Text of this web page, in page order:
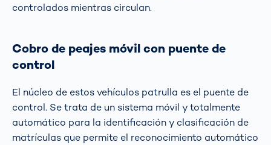
controlados mientras circulan.
Cobro de peajes móvil con puente de
control
El núcleo de estos vehículos patrulla es el puente de
control. Se trata de un sistema móvil y totalmente
automático para la identificación y clasificación de
matrículas que permite el reconocimiento automático